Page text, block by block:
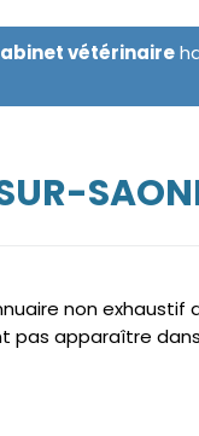
vétérinaire
non exhaustif
pas apparaître